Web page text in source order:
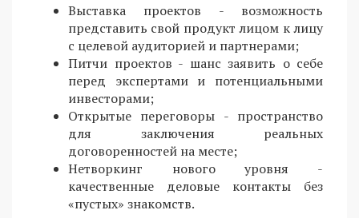
Выставка проектов - возможность
представить свой продукт лицом к лицу
с целевой аудиторией и партнерами;
Питчи проектов - шанс заявить о себе
перед экспертами и потенциальными
инвесторами;
Открытые переговоры - пространство
для заключения реальных
договоренностей на месте;
Нетворкинг нового уровня -
качественные деловые контакты без
«пустых» знакомств.